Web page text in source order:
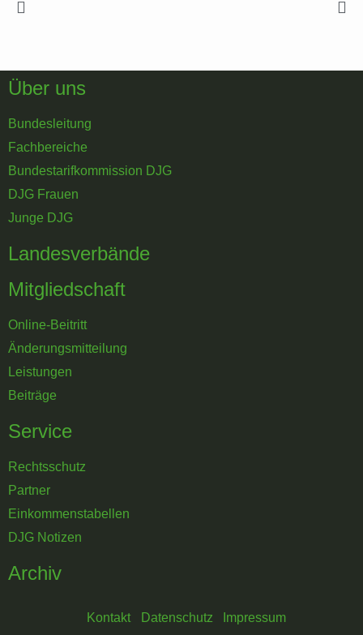
Über uns
Bundesleitung
Fachbereiche
Bundestarifkommission DJG
DJG Frauen
Junge DJG
Landesverbände
Mitgliedschaft
Online-Beitritt
Änderungsmitteilung
Leistungen
Beiträge
Service
Rechtsschutz
Partner
Einkommenstabellen
DJG Notizen
Archiv
Kontakt Datenschutz Impressum